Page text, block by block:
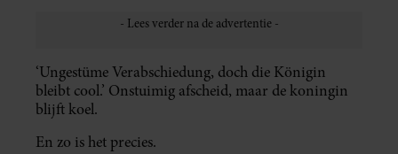
‘Ungestüme Verabschiedung, doch die Königin
bleibt cool.’ Onstuimig afscheid, maar de koningin
blijft koel.
En zo is het precies.